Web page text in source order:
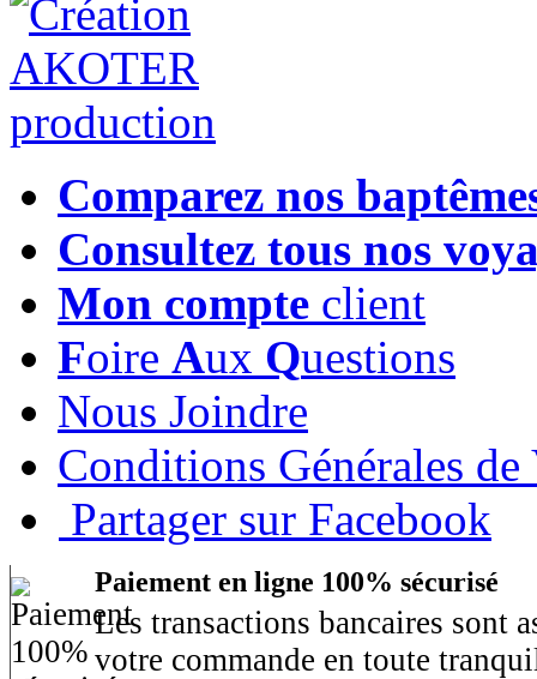
Comparez nos
Consultez tous nos
Mon compte client
Foire Aux Questions
Nous Joindre
Conditions Générales de
Partager sur Facebook
Paiement en ligne 100% sécurisé
Les transactions bancaires sont
votre commande en toute